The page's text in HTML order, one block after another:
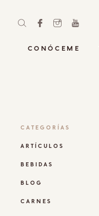
CONÓCEME
CATEGORÍAS
ARTÍCULOS
BEBIDAS
BLOG
CARNES